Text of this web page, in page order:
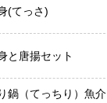
(てっさ)
と唐揚セット
鍋（てっちり）魚介